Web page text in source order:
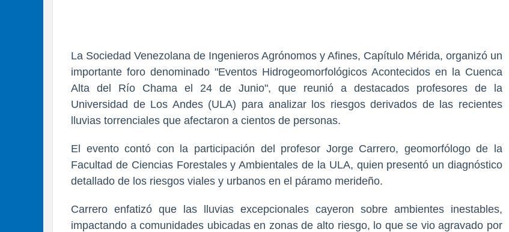
La Sociedad Venezolana de Ingenieros Agrónomos y Afines, Capítulo Mérida, organizó un
importante foro denominado "Eventos Hidrogeomorfológicos Acontecidos en la Cuenca
Alta del Río Chama el 24 de Junio", que reunió a destacados profesores de la
Universidad de Los Andes (ULA) para analizar los riesgos derivados de las recientes
lluvias torrenciales que afectaron a cientos de personas.
El evento contó con la participación del profesor Jorge Carrero, geomorfólogo de la
Facultad de Ciencias Forestales y Ambientales de la ULA, quien presentó un diagnóstico
detallado de los riesgos viales y urbanos en el páramo merideño.
Carrero enfatizó que las lluvias excepcionales cayeron sobre ambientes inestables,
impactando a comunidades ubicadas en zonas de alto riesgo, lo que se vio agravado por